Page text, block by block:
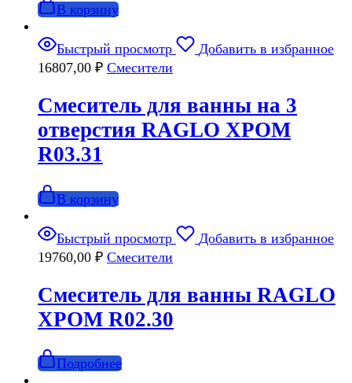
В корзину
Быстрый просмотр
Добавить в избранное
16807,00 ₽ Смесители
Смеситель для ванны на 3
отверстия RAGLO ХРОМ
R03.31
В корзину
Быстрый просмотр
Добавить в избранное
19760,00 ₽ Смесители
Смеситель для ванны RAGLO
ХРОМ R02.30
Подробнее